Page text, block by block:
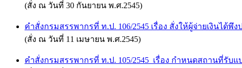
(สั่ง ณ วันที่ 30 กันยายน พ.ศ.2545)
คำสั่งกรมสรรพากรที่ ท.ป. 106/2545 เรื่อง สั่งให้ผู้จ่ายเงินไ
(สั่ง ณ วันที่ 11 เมษายน พ.ศ.2545)
คำสั่งกรมสรรพากรที่ ท.ป. 105/2545 เรื่อง กำหนดสถานที่รับ